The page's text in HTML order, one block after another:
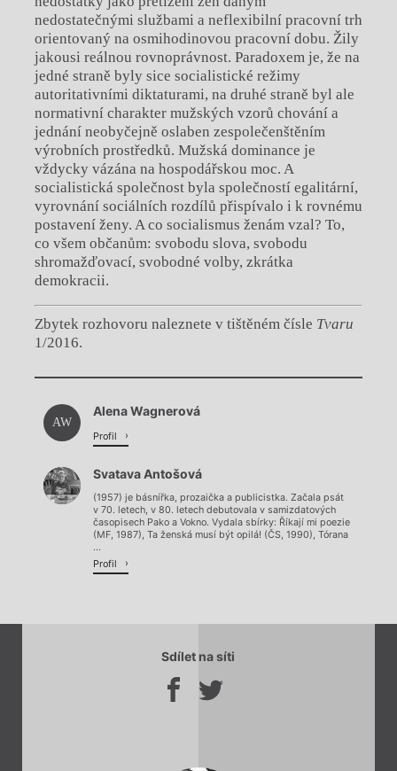
nedostatečnými službami a neflexibilní pracovní trh
orientovaný na osmihodinovou pracovní dobu. Žily
jakousi reálnou rovnoprávnost. Paradoxem je, že na
jedné straně byly sice socialistické režimy
autoritativními diktaturami, na druhé straně byl ale
normativní charakter mužských vzorů chování a
jednání neobyčejně oslaben zespolečenštěním
výrobních prostředků. Mužská dominance je
vždycky vázána na hospodářskou moc. A
socialistická společnost byla společností egalitární,
vyrovnání sociálních rozdílů přispívalo i k rovnému
postavení ženy. A co socialismus ženám vzal? To,
co všem občanům: svobodu slova, svobodu
shromažďovací, svobodné volby, zkrátka
demokracii.
Zbytek rozhovoru naleznete v tištěném čísle Tvaru
1/2016.
Chviličku.
Načítá se.
AW
Alena Wagnerová
Profil
Svatava Antošová
(1957) je básnířka, prozaička a publicistka. Začala psát
v 70. letech, v 80. letech debutovala v samizdatových
časopisech Pako a Vokno. Vydala sbírky: Říkají mi poezie
(MF, 1987), Ta ženská musí být opilá! (ČS, 1990), Tórana
...
Profil
Sdílet na síti